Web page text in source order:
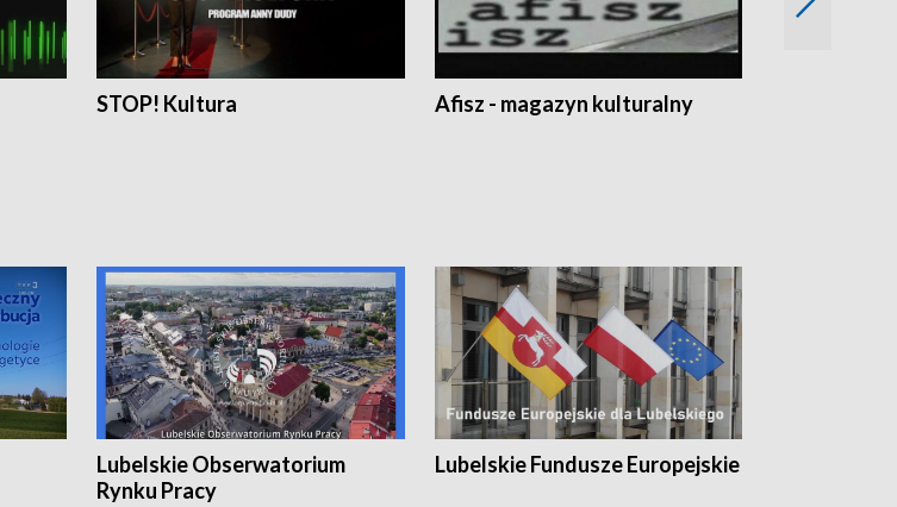
STOP! Kultura Afisz - magazyn kulturalny
Lubelskie Obserwatorium
Rynku Pracy
Lubelskie Fundusze Europejskie